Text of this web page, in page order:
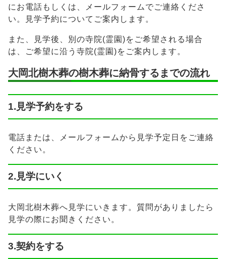
にお電話もしくは、メールフォームでご連絡くださ
い。見学予約についてご案内します。
また、見学後、別の寺院(霊園)をご希望される場合
は、ご希望に沿う寺院(霊園)をご案内します。
大岡北樹木葬の樹木葬に納骨するまでの流れ
1.見学予約をする
電話または、メールフォームから見学予定日をご連絡
ください。
2.見学にいく
大岡北樹木葬へ見学にいきます。質問がありましたら
見学の際にお聞きください。
3.契約をする